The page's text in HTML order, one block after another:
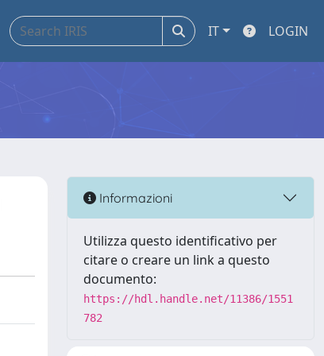
IT LOGIN
Informazioni
Utilizza questo identificativo per
citare o creare un link a questo
documento:
https://hdl.handle.net/11386/1551
782